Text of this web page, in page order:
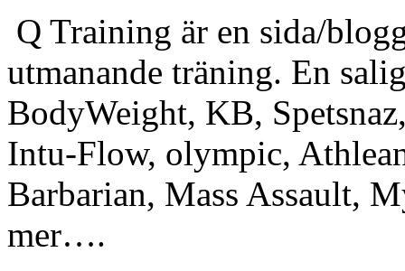
Q Training är en sida/
utmanande träning. En
BodyWeight, KB,
Intu-Flow, olympic,
Barbarian, Mass Assault,
mer….